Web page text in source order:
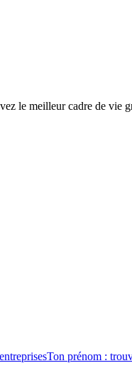
le meilleur cadre de vie
Ton prénom :